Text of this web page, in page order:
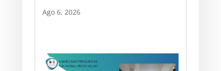
Ago 6, 2026